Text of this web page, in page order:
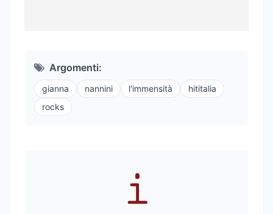
Argomenti:
gianna nannini l'immensità
hititalia
rocks